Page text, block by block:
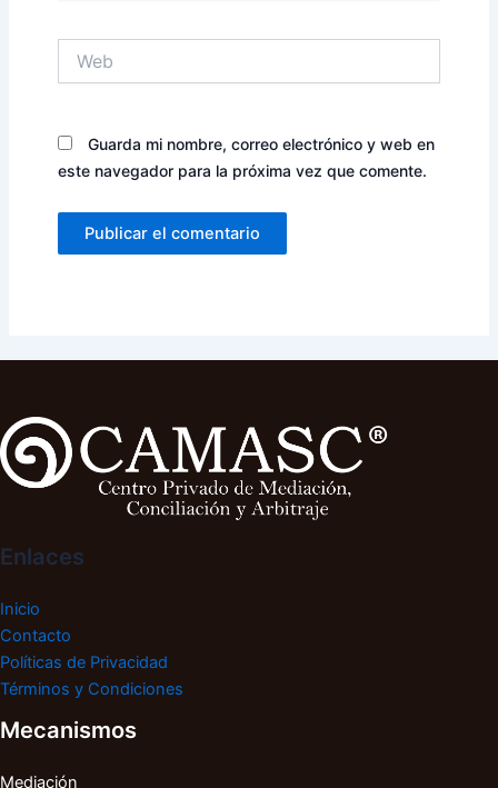
Guarda mi nombre, correo electrónico y web en
este navegador para la próxima vez que comente.
Enlaces
Inicio
Contacto
Políticas de Privacidad
Términos y Condiciones
Mecanismos
Mediación